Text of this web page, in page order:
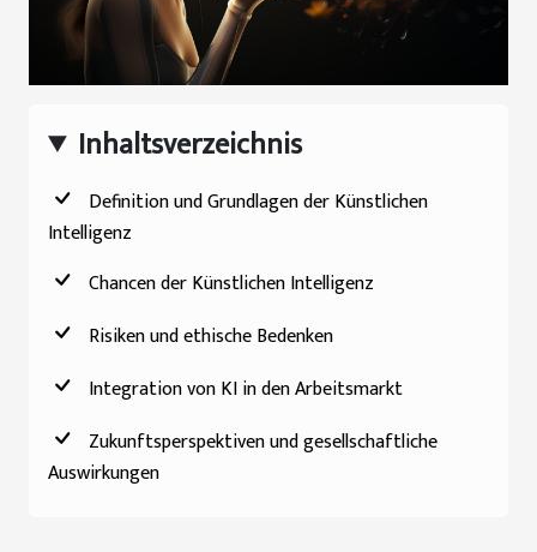
Inhaltsverzeichnis
Definition und Grundlagen der Künstlichen
Intelligenz
Chancen der Künstlichen Intelligenz
Risiken und ethische Bedenken
Integration von KI in den Arbeitsmarkt
Zukunftsperspektiven und gesellschaftliche
Auswirkungen